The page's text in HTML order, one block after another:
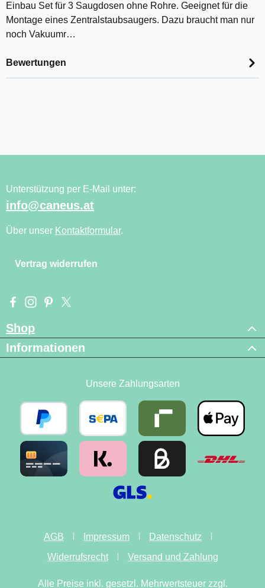
Einbau Set für 3 Saugdosen ohne Rohre. Geeignet für die
Montage eines Zentralstaubsaugers. Dazu braucht man nur
noch Vakuumr…
Bewertungen
Unterstützung per E-Mail unter:
info@caneus.at
Über unser Kontaktformular.
Vertrag widerrufen
Besuche uns auf Facebook – öffnet in neuem Tab (externer
Schau auf Instagram vorbei – öffnet in neuem Tab
Lass dich auf Pinterest inspirieren – öffnet in neuem
Folge uns auf X – öffnet in neuem Tab (externer
Shop
Informationen
Unsere Zahlungsarten
AGB Impressum
Datenschutz
Widerrufsrecht
Versand und Zahlung
Alle Preise inkl. gesetzl. Mehrwertsteuer zzgl.